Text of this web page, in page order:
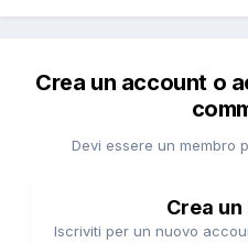
Crea un account o
Devi essere un membro
Crea
Iscriviti per un nuovo